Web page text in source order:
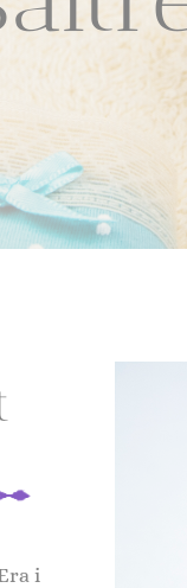
i